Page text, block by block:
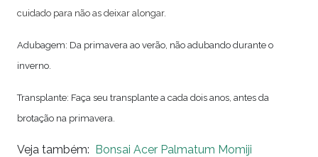
cuidado para não as deixar alongar.
Adubagem: Da primavera ao verão, não adubando durante o
inverno.
Transplante: Faça seu transplante a cada dois anos, antes da
brotação na primavera.
Veja também: Bonsai Acer Palmatum Momiji